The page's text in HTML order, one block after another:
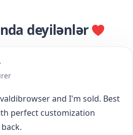
deyilənlər
and I'm sold. Best
perfect customization